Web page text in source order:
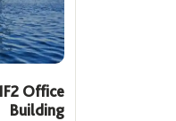
Office
Building